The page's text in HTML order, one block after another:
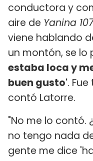
conductora y
aire de Yanina
viene hablando
un montón, se lo
estaba loca y
buen gusto'.
contó Latorre.
"No me lo contó.
no tengo nada
gente me dice